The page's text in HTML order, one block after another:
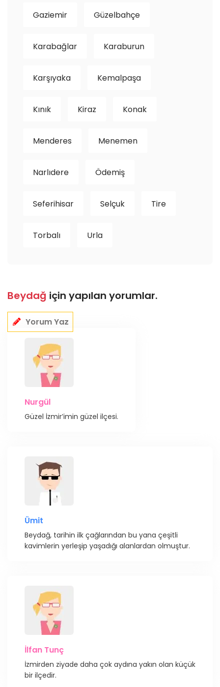
Gaziemir Güzelbahçe
Karabağlar Karaburun
Karşıyaka Kemalpaşa
Kınık Kiraz Konak
Menderes Menemen
Narlıdere Ödemiş
Seferihisar Selçuk Tire
Torbalı Urla
Beydağ için yapılan yorumlar.
Yorum Yaz
Nurgül
Güzel İzmir’imin güzel ilçesi.
Ümit
Beydağ, tarihin ilk çağlarından bu yana çeşitli
kavimlerin yerleşip yaşadığı alanlardan olmuştur.
İlfan Tunç
İzmirden ziyade daha çok aydına yakın olan küçük
bir ilçedir.